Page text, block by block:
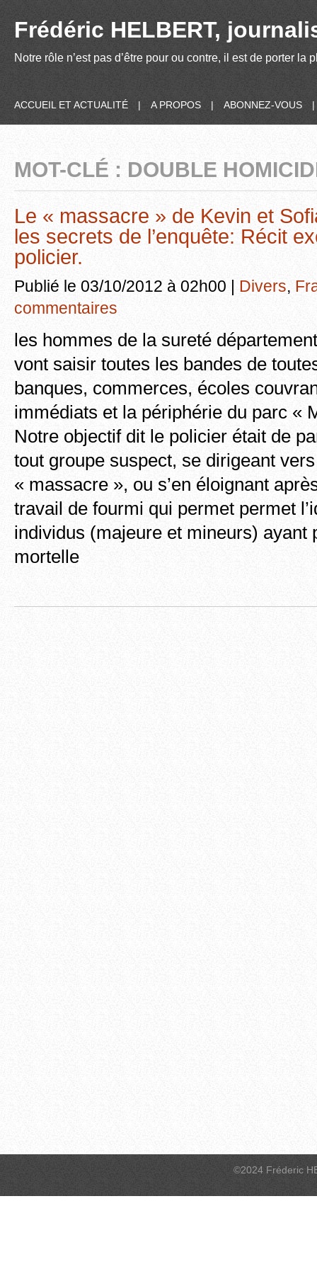
Frédéric HELBERT,
Notre rôle n’est pas d’être pour ou contre, il est de porter
ACCUEIL ET ACTUALITÉ | A PROPOS | ABONNEZ-VOUS |
MOT-CLÉ : DOUBLE
Le « massacre » de Kevin et
les secrets de l’enquête: Récit
policier.
Publié le 03/10/2012 à 02h00 | Divers,
commentaires
les hommes de la sureté
vont saisir toutes les bandes de
banques, commerces, écoles
immédiats et la périphérie du parc «
Notre objectif dit le policier était de
tout groupe suspect, se dirigeant
« massacre », ou s’en éloignant
travail de fourmi qui permet permet
individus (majeure et mineurs) ayant
mortelle
©2024 Fréderic